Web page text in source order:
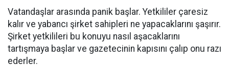
Vatandaşlar arasında panik başlar. Yetkililer çaresiz
kalır ve yabancı şirket sahipleri ne yapacaklarını şaşırır.
Şirket yetkilileri bu konuyu nasıl aşacaklarını
tartışmaya başlar ve gazetecinin kapısını çalıp onu razı
ederler.